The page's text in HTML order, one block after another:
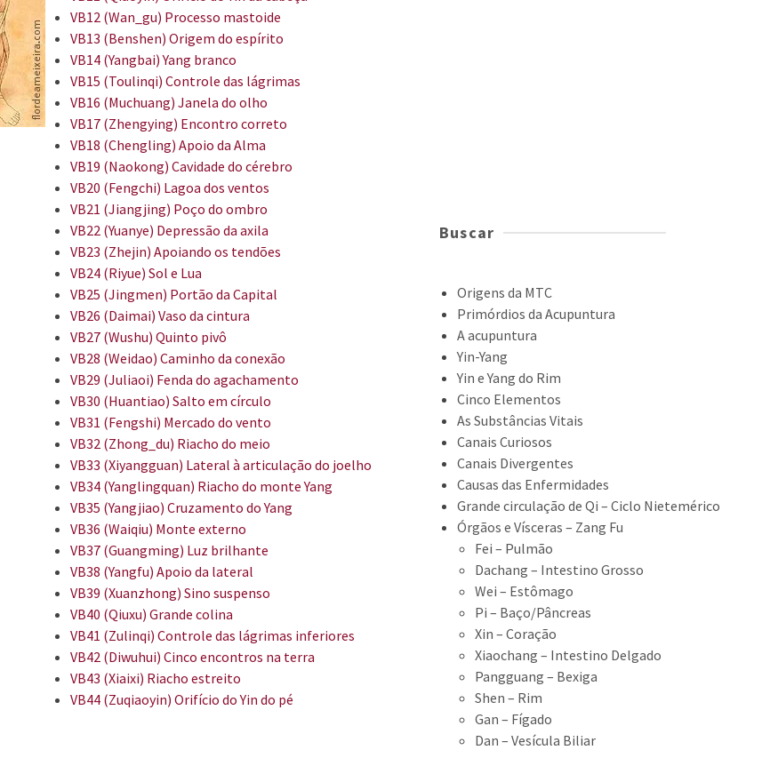
VB12 (Wan_gu) Processo mastoide
VB13 (Benshen) Origem do espírito
VB14 (Yangbai) Yang branco
VB15 (Toulinqi) Controle das lágrimas
VB16 (Muchuang) Janela do olho
VB17 (Zhengying) Encontro correto
VB18 (Chengling) Apoio da Alma
VB19 (Naokong) Cavidade do cérebro
VB20 (Fengchi) Lagoa dos ventos
VB21 (Jiangjing) Poço do ombro
VB22 (Yuanye) Depressão da axila
VB23 (Zhejin) Apoiando os tendões
VB24 (Riyue) Sol e Lua
VB25 (Jingmen) Portão da Capital
VB26 (Daimai) Vaso da cintura
VB27 (Wushu) Quinto pivô
VB28 (Weidao) Caminho da conexão
VB29 (Juliaoi) Fenda do agachamento
VB30 (Huantiao) Salto em círculo
VB31 (Fengshi) Mercado do vento
VB32 (Zhong_du) Riacho do meio
VB33 (Xiyangguan) Lateral à articulação do joelho
VB34 (Yanglingquan) Riacho do monte Yang
VB35 (Yangjiao) Cruzamento do Yang
VB36 (Waiqiu) Monte externo
VB37 (Guangming) Luz brilhante
VB38 (Yangfu) Apoio da lateral
VB39 (Xuanzhong) Sino suspenso
VB40 (Qiuxu) Grande colina
VB41 (Zulinqi) Controle das lágrimas inferiores
VB42 (Diwuhui) Cinco encontros na terra
VB43 (Xiaixi) Riacho estreito
VB44 (Zuqiaoyin) Orifício do Yin do pé
Buscar
Origens da MTC
Primórdios da Acupuntura
A acupuntura
Yin-Yang
Yin e Yang do Rim
Cinco Elementos
As Substâncias Vitais
Canais Curiosos
Canais Divergentes
Causas das Enfermidades
Grande circulação de Qi – Ciclo Nietemérico
Órgãos e Vísceras – Zang Fu
Fei – Pulmão
Dachang – Intestino Grosso
Wei – Estômago
Pi – Baço/Pâncreas
Xin – Coração
Xiaochang – Intestino Delgado
Pangguang – Bexiga
Shen – Rim
Gan – Fígado
Dan – Vesícula Biliar